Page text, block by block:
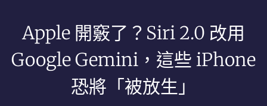
Apple 開竅了？Siri 2.0 改用
Google Gemini，這些 iPhone
恐將「被放生」